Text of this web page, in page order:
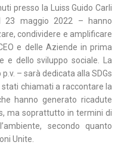
presso la Luiss Guido Carli
maggio 2022 – hanno
condividere e amplificare
e delle Aziende in prima
e dello sviluppo sociale. La
– sarà dedicata alla SDGs
stati chiamati a raccontare la
hanno generato ricadute
ma soprattutto in termini di
secondo quanto
Unite.